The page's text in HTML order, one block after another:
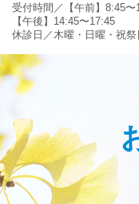
受付時間／【午前】8:45
【午後】14:45〜17:45
休診日／木曜・日曜・祝